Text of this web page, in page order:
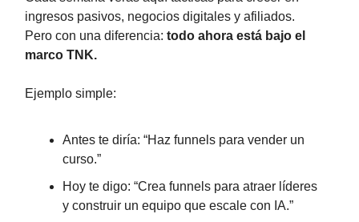
ingresos pasivos, negocios digitales y afiliados.
Pero con una diferencia: todo ahora está bajo el
marco TNK.
Ejemplo simple:
Antes te diría: “Haz funnels para vender un
curso.”
Hoy te digo: “Crea funnels para atraer líderes
y construir un equipo que escale con IA.”